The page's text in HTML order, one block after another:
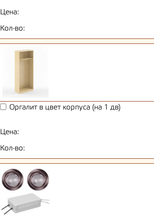
Цена:
Кол-во:
Оргалит в цвет корпуса (на 1 дв)
Цена:
Кол-во: